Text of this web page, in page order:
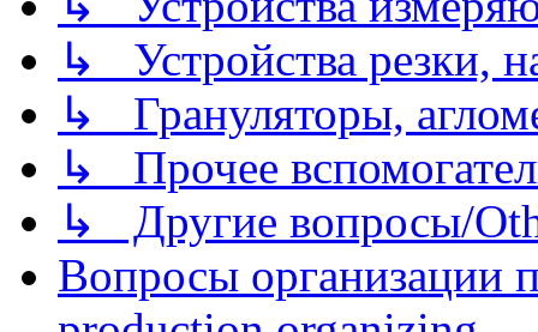
↳ Устройства резки,
↳ Грануляторы,
↳ Прочее
↳ Другие вопросы/
Вопросы организации